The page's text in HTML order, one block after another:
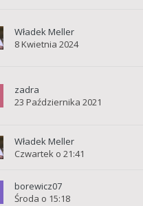
Władek Meller
8 Kwietnia 2024
zadra
23 Października 2021
Władek Meller
Czwartek o 21:41
borewicz07
Środa o 15:18